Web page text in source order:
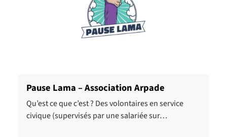
Pause Lama – Association Arpade
Qu’est ce que c’est ? Des volontaires en service
civique (supervisés par une salariée sur…